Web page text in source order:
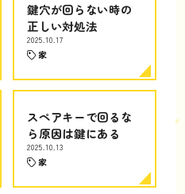
鍵穴が回らない時の
正しい対処法
2025.10.17
家
スペアキーで回るな
ら原因は鍵にある
2025.10.13
家